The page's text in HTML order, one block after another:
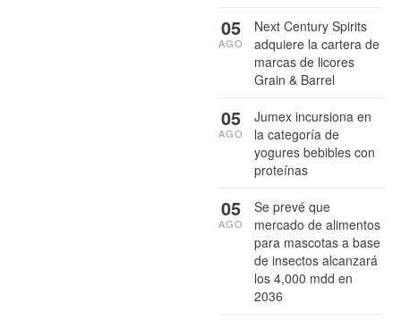
Next Century Spirits
adquiere la cartera de
marcas de licores
Grain & Barrel
05
AGO
Jumex incursiona en
la categoría de
yogures bebibles con
proteínas
05
AGO
Se prevé que
mercado de alimentos
para mascotas a base
de insectos alcanzará
los 4,000 mdd en
2036
05
AGO